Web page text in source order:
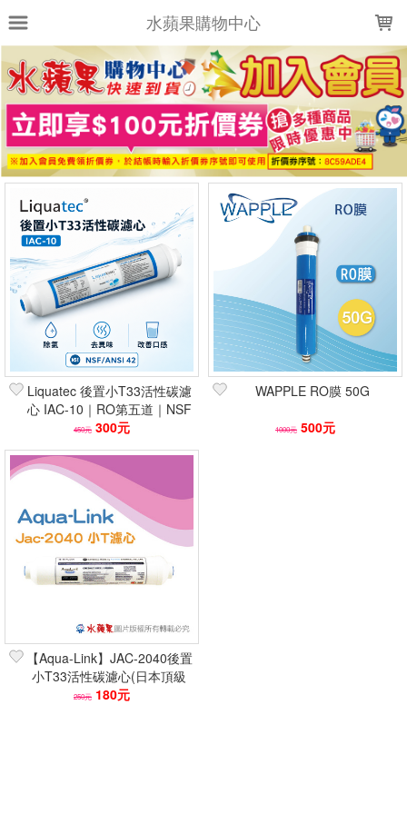
水蘋果購物中心
上架時間 銷售件數 銷售價格
樣式尺寸篩選
全部樣式
全部尺寸
篩選
Liquatec 後置小T33活性碳濾
心 IAC-10｜RO第五道｜NSF
42
450元 300元
WAPPLE RO膜 50G
1000元 500元
【Aqua-Link】JAC-2040後置
小T33活性碳濾心(日本頂級
碳/NSF認證/2倍吸附)
250元 180元